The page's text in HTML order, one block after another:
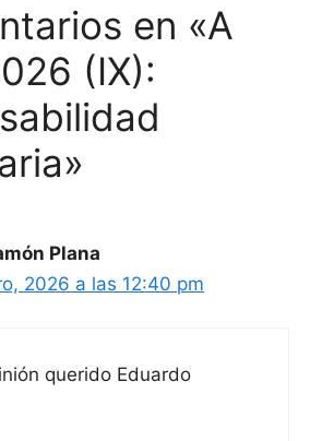
en «A
(IX):
Plana
2026 a las 12:40 pm
querido Eduardo